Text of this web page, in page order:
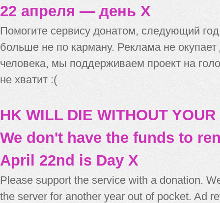
22 апреля — день X
Помогите сервису донатом, следующий
больше не по карману. Реклама не
человека, мы поддерживаем проект на
не хватит :(
HK WILL DIE WITHOUT
We don't have the funds to
April 22nd is Day X
Please support the service with a donation.
the server for another year out of pocket. Ad